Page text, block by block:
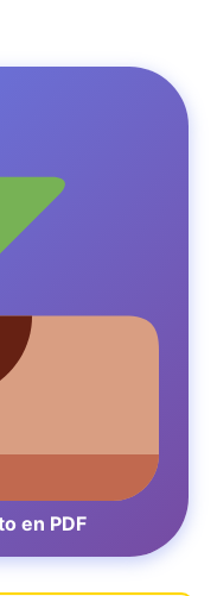
en PDF